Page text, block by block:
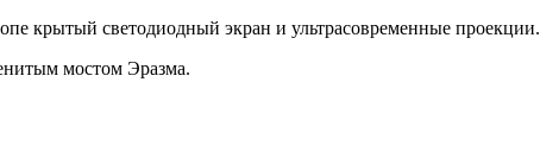
крытый светодиодный экран и ультрасовременные проекции.
мостом Эразма.